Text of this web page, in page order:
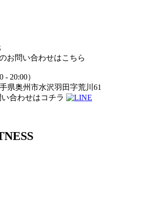
お問い合わせはこちら
- 20:00）
県奥州市水沢羽田字荒川61
合わせはコチラ